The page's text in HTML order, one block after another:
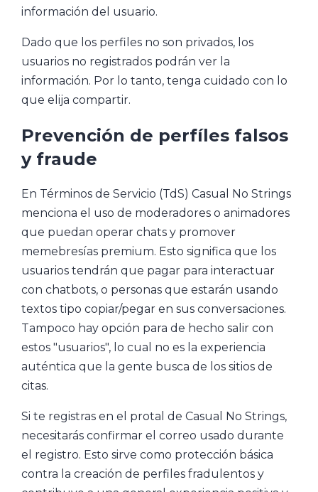
información del usuario.
Dado que los perfiles no son privados, los
usuarios no registrados podrán ver la
información. Por lo tanto, tenga cuidado con lo
que elija compartir.
Prevención de perfíles falsos
y fraude
En Términos de Servicio (TdS) Casual No Strings
menciona el uso de moderadores o animadores
que puedan operar chats y promover
memebresías premium. Esto significa que los
usuarios tendrán que pagar para interactuar
con chatbots, o personas que estarán usando
textos tipo copiar/pegar en sus conversaciones.
Tampoco hay opción para de hecho salir con
estos "usuarios", lo cual no es la experiencia
auténtica que la gente busca de los sitios de
citas.
Si te registras en el protal de Casual No Strings,
necesitarás confirmar el correo usado durante
el registro. Esto sirve como protección básica
contra la creación de perfiles fradulentos y